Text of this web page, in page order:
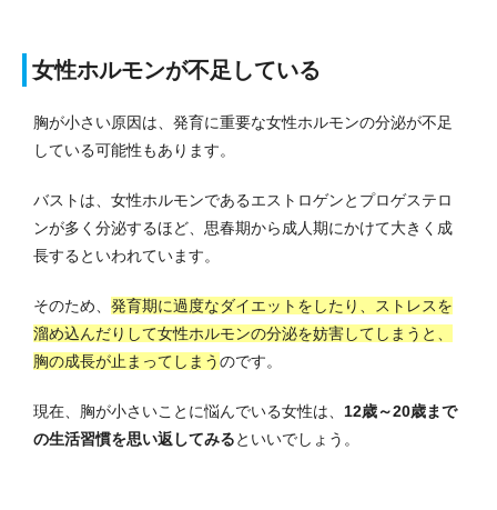
女性ホルモンが不足している
胸が小さい原因は、発育に重要な女性ホルモンの分泌が不足
している可能性もあります。
バストは、女性ホルモンであるエストロゲンとプロゲステロ
ンが多く分泌するほど、思春期から成人期にかけて大きく成
長するといわれています。
そのため、 発育期に過度なダイエットをしたり、ストレスを
溜め込んだりして女性ホルモンの分泌を妨害してしまうと、
胸の成長が止まってしまうのです。
現在、胸が小さいことに悩んでいる女性は、 12歳～20歳まで
の生活習慣を思い返してみるといいでしょう。